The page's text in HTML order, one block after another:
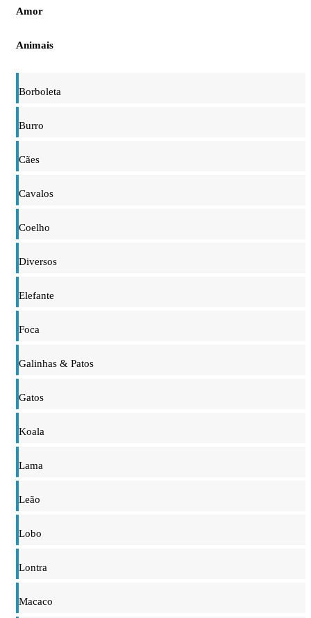
Amor
Animais
Borboleta
Burro
Cães
Cavalos
Coelho
Diversos
Elefante
Foca
Galinhas & Patos
Gatos
Koala
Lama
Leão
Lobo
Lontra
Macaco